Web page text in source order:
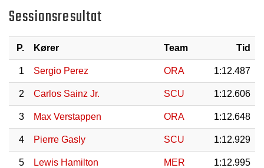
Sessionsresultat
P. Kører Team Tid
1 Sergio Perez ORA 1:12.487
2 Carlos Sainz Jr. SCU 1:12.606
3 Max Verstappen ORA 1:12.648
4 Pierre Gasly SCU 1:12.929
5 Lewis Hamilton MER 1:12.995